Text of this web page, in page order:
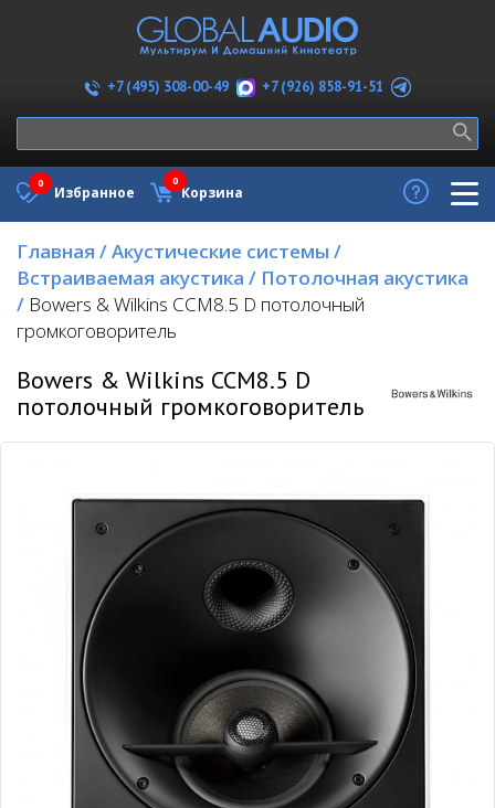
+7 (495) 308-00-49 +7 (926) 858-91-51
Избранное
0
Корзина
0
Главная /Акустические системы /
Встраиваемая акустика / Потолочная акустика
/ Bowers & Wilkins CCM8.5 D потолочный
громкоговоритель
Bowers & Wilkins CCM8.5 D
потолочный громкоговоритель